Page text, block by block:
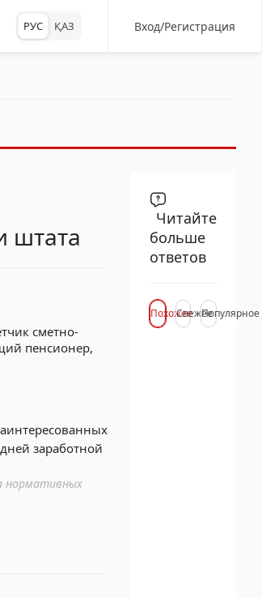
РУС ҚАЗ Вход/Регистрация
штата
сметно-
пенсионер,
заработной
нормативных
Читайте
больше
ответов
ПохожееСвежееПопулярное